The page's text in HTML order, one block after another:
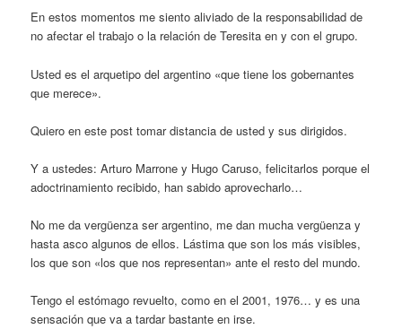
En estos momentos me siento aliviado de la responsabilidad de
no afectar el trabajo o la relación de Teresita en y con el grupo.
Usted es el arquetipo del argentino «que tiene los gobernantes
que merece».
Quiero en este post tomar distancia de usted y sus dirigidos.
Y a ustedes: Arturo Marrone y Hugo Caruso, felicitarlos porque el
adoctrinamiento recibido, han sabido aprovecharlo…
No me da vergüenza ser argentino, me dan mucha vergüenza y
hasta asco algunos de ellos. Lástima que son los más visibles,
los que son «los que nos representan» ante el resto del mundo.
Tengo el estómago revuelto, como en el 2001, 1976… y es una
sensación que va a tardar bastante en irse.